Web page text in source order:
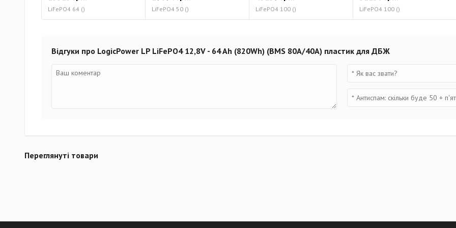
LiFePO4 64 () LiFePO4 50 () LiFePO4 100 () LiFePO4 100 ()
Відгуки про LogicPower LP LiFePO4 12,8V - 64 Ah (820Wh) (BMS 80A/40А) пластик для ДБЖ
Переглянуті товари